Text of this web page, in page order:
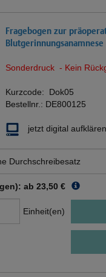
Fragebogen zur
Blutgerinnungsanamnese
Sonderdruck - Kein
Kurzcode: Dok05
Bestellnr.: DE800125
jetzt digital aufklären
ab 23,50 €
Einheit(en)